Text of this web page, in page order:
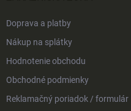
Doprava a platby
Nákup na splátky
Hodnotenie obchodu
Obchodné podmienky
Reklamačný poriadok / formulár